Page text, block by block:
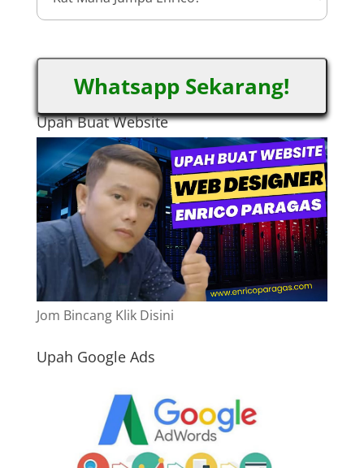
Whatsapp Sekarang!
Upah Buat Website
Jom Bincang Klik Disini
Upah Google Ads